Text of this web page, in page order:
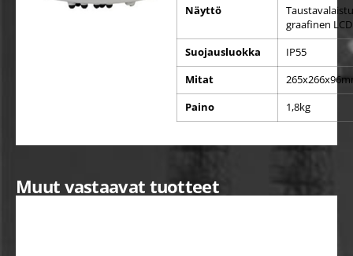
Näyttö
Taustavalaistu
graafinen LCD
Suojausluokka IP55
Mitat
Paino 1,8kg
Muut vastaavat tuotteet